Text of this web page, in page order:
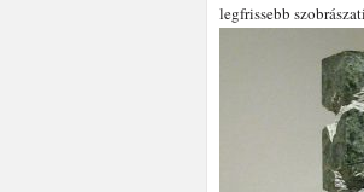
legfrissebb